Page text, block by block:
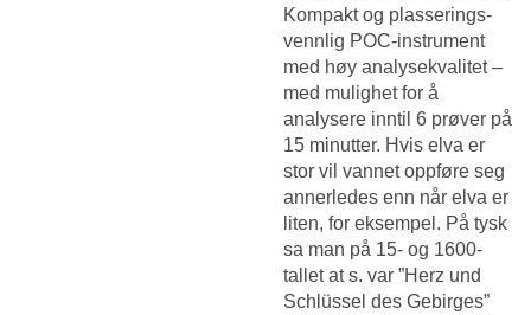
Kompakt og plasserings-
vennlig POC-instrument
med høy analysekvalitet –
med mulighet for å
analysere inntil 6 prøver på
15 minutter. Hvis elva er
stor vil vannet oppføre seg
annerledes enn når elva er
liten, for eksempel. På tysk
sa man på 15- og 1600-
tallet at s. var ”Herz und
Schlüssel des Gebirges”